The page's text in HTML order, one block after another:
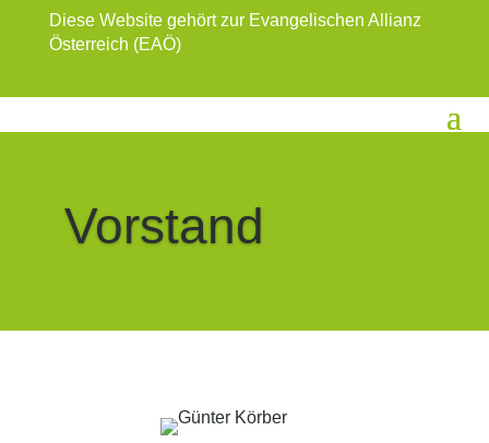
Diese Website gehört zur Evangelischen Allianz
Österreich (EAÖ)
Vorstand